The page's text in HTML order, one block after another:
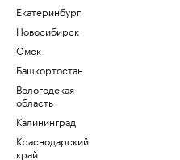
Екатеринбург
Новосибирск
Омск
Башкортостан
Вологодская
область
Калининград
Краснодарский
край